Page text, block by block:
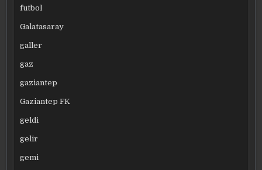
futbol
Galatasaray
galler
gaz
gaziantep
Gaziantep FK
geldi
gelir
gemi